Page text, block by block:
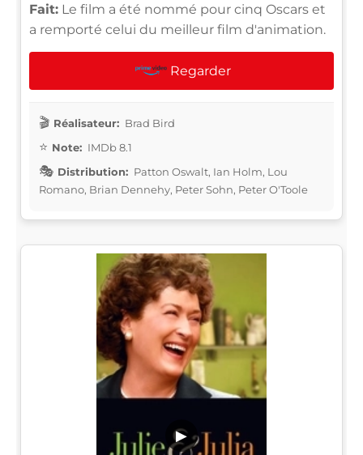
Fait: Le film a été nommé pour cinq Oscars et
a remporté celui du meilleur film d'animation.
Regarder
Réalisateur: Brad Bird
Note: IMDb 8.1
Distribution: Patton Oswalt, Ian Holm, Lou
Romano, Brian Dennehy, Peter Sohn, Peter O'Toole
▶